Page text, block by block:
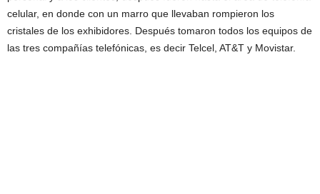
celular, en donde con un marro que llevaban rompieron los
cristales de los exhibidores. Después tomaron todos los equipos de
las tres compañías telefónicas, es decir Telcel, AT&T y Movistar.